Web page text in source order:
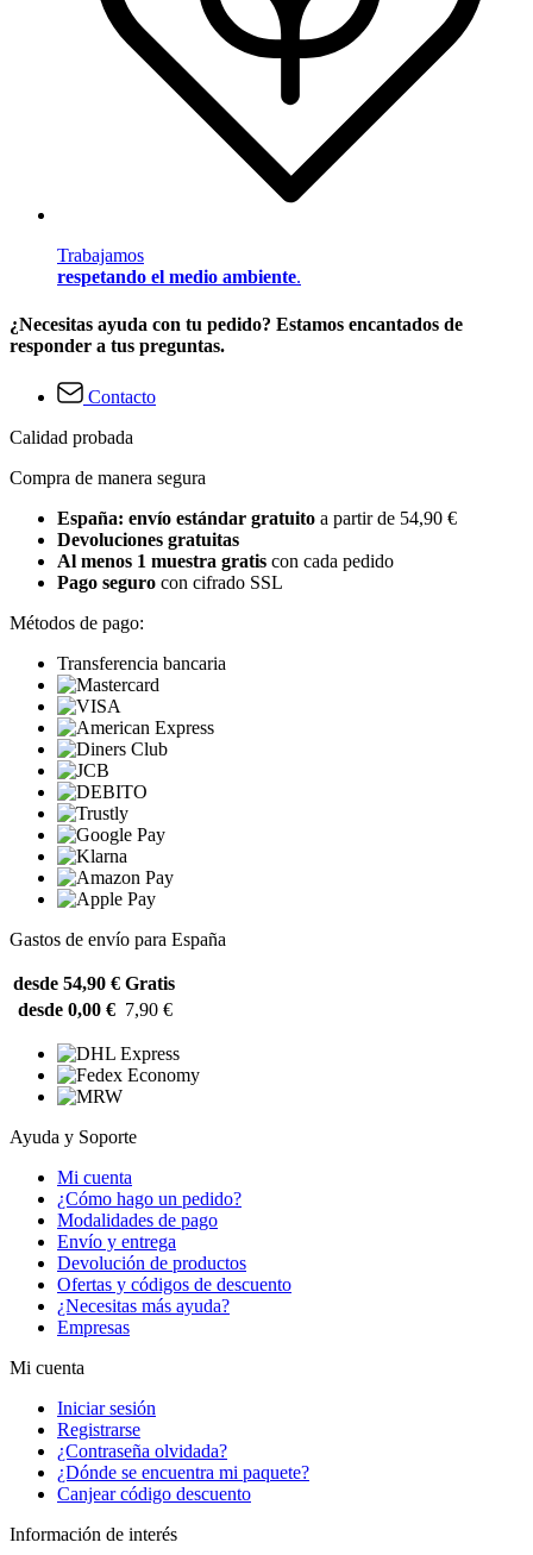
Trabajamos
respetando el medio ambiente.
¿Necesitas ayuda con tu pedido? Estamos encantados de
responder a tus preguntas.
Contacto
Calidad probada
Compra de manera segura
España: envío estándar gratuito a partir de 54,90 €
Devoluciones gratuitas
Al menos 1 muestra gratis con cada pedido
Pago seguro con cifrado SSL
Métodos de pago:
Transferencia bancaria
Gastos de envío para España
desde 54,90 € Gratis
desde 0,00 € 7,90 €
Ayuda y Soporte
Mi cuenta
¿Cómo hago un pedido?
Modalidades de pago
Envío y entrega
Devolución de productos
Ofertas y códigos de descuento
¿Necesitas más ayuda?
Empresas
Mi cuenta
Iniciar sesión
Registrarse
¿Contraseña olvidada?
¿Dónde se encuentra mi paquete?
Canjear código descuento
Información de interés